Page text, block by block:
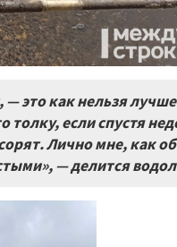
— это как нельзя
если спустя
Лично мне, как
— делится